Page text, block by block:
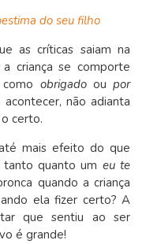
do seu filho
as críticas saiam na
criança se comporte
obrigadoou por
não adianta
certo.
mais efeito do que
quanto um eu te
quando a criança
ela fizer certo? A
que sentiu ao ser
é grande!